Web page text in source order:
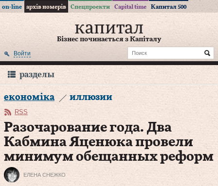
on-line архів номерів Спецпроекти Capital time Капитал 500
Бізнес починається з Капіталу
Войти
разделы
економіка иллюзии
RSS
Разочарование года. Два
Кабмина Яценюка провели
минимум обещанных реформ
ЕЛЕНА СНЕЖКО